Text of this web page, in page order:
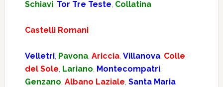
Schiavi, Tor Tre Teste, Collatina
Castelli Romani
Velletri, Pavona, Ariccia, Villanova, Colle
del Sole, Lariano, Montecompatri,
Genzano, Albano Laziale, Santa Maria